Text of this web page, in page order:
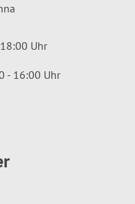
Uhr
- 16:00 Uhr